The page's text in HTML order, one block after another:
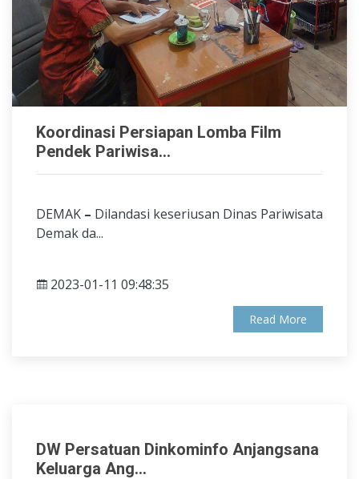
Koordinasi Persiapan Lomba Film
Pendek Pariwisa...
DEMAK – Dilandasi keseriusan Dinas Pariwisata
Demak da...
2023-01-11 09:48:35
Read More
DW Persatuan Dinkominfo Anjangsana
Keluarga Ang...